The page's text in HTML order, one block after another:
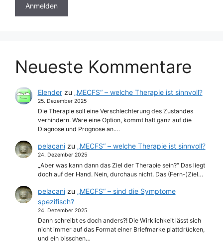
Neueste Kommentare
Elenderzu „MECFS“ – welche Therapie ist sinnvoll?
25. Dezember 2025
Die Therapie soll eine Verschlechterung des Zustandes
verhindern. Wäre eine Option, kommt halt ganz auf die
Diagnose und Prognose an.…
pelacanizu „MECFS“ – welche Therapie ist sinnvoll?
24. Dezember 2025
„Aber was kann dann das Ziel der Therapie sein?“ Das liegt
doch auf der Hand. Nein, durchaus nicht. Das (Fern-)Ziel…
pelacanizu „MECFS“ – sind die Symptome
spezifisch?
24. Dezember 2025
Dann schreibt es doch anders?! Die Wirklichkeit lässt sich
nicht immer auf das Format einer Briefmarke plattdrücken,
und ein bisschen…